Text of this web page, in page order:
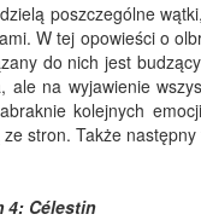
poszczególne
W tej opowieści o
do nich jest
ale na wyjawienie
kolejnych
stron. Także
4: Célestin